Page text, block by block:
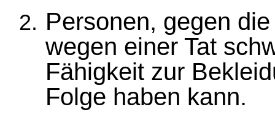
Personen, gegen
wegen einer Tat
Fähigkeit zur
Folge haben kann.